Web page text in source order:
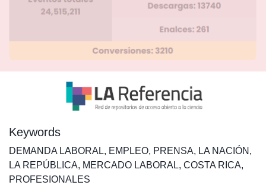
Keywords
DEMANDA LABORAL, EMPLEO, PRENSA, LA NACIÓN ,
LA REPÚBLICA, MERCADO LABORAL, COSTA RICA,
PROFESIONALES